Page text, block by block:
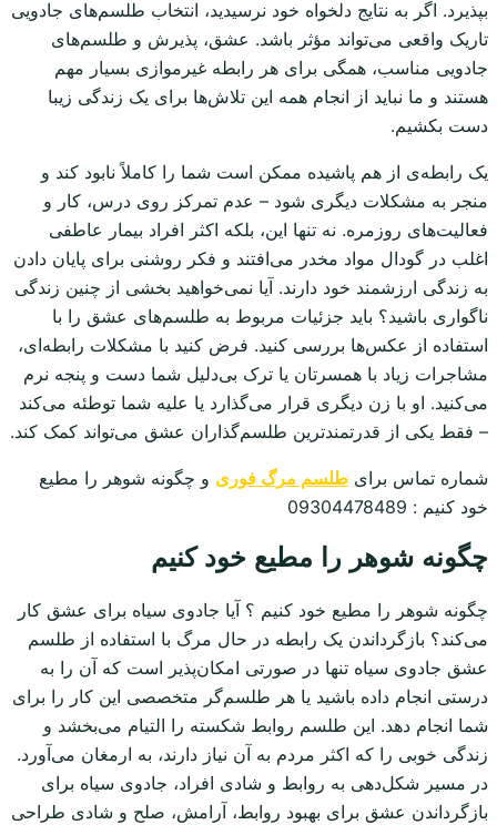
بپذیرد. اگر به نتایج دلخواه خود نرسیدید، انتخاب طلسم‌های جادویی
تاریک واقعی می‌تواند مؤثر باشد. عشق، پذیرش و طلسم‌های
جادویی مناسب، همگی برای هر رابطه غیرموازی بسیار مهم
هستند و ما نباید از انجام همه این تلاش‌ها برای یک زندگی زیبا
دست بکشیم.
یک رابطه‌ی از هم پاشیده ممکن است شما را کاملاً نابود کند و
منجر به مشکلات دیگری شود – عدم تمرکز روی درس، کار و
فعالیت‌های روزمره. نه تنها این، بلکه اکثر افراد بیمار عاطفی
اغلب در گودال مواد مخدر می‌افتند و فکر روشنی برای پایان دادن
به زندگی ارزشمند خود دارند. آیا نمی‌خواهید بخشی از چنین زندگی
ناگواری باشید؟ باید جزئیات مربوط به طلسم‌های عشق را با
استفاده از عکس‌ها بررسی کنید. فرض کنید با مشکلات رابطه‌ای،
مشاجرات زیاد با همسرتان یا ترک بی‌دلیل شما دست و پنجه نرم
می‌کنید. او با زن دیگری قرار می‌گذارد یا علیه شما توطئه می‌کند
– فقط یکی از قدرتمندترین طلسم‌گذاران عشق می‌تواند کمک کند.
شماره تماس برای طلسم مرگ فوری و چگونه شوهر را مطیع
خود کنیم : 09304478489
چگونه شوهر را مطیع خود کنیم
چگونه شوهر را مطیع خود کنیم ؟ آیا جادوی سیاه برای عشق کار
می‌کند؟ بازگرداندن یک رابطه در حال مرگ با استفاده از طلسم
عشق جادوی سیاه تنها در صورتی امکان‌پذیر است که آن را به
درستی انجام داده باشید یا هر طلسم‌گر متخصصی این کار را برای
شما انجام دهد. این طلسم روابط شکسته را التیام می‌بخشد و
زندگی خوبی را که اکثر مردم به آن نیاز دارند، به ارمغان می‌آورد.
در مسیر شکل‌دهی به روابط و شادی افراد، جادوی سیاه برای
بازگرداندن عشق برای بهبود روابط، آرامش، صلح و شادی طراحی